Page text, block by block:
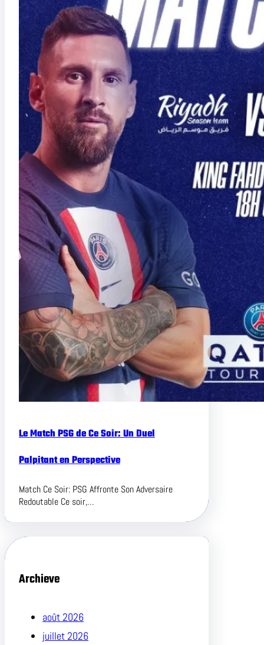
Le Match PSG de Ce Soir: Un Duel
Palpitant en Perspective
Match Ce Soir: PSG Affronte Son Adversaire
Redoutable Ce soir,…
Archieve
août 2026
juillet 2026